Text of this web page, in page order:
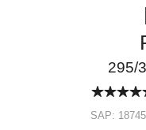
295/
SAP: